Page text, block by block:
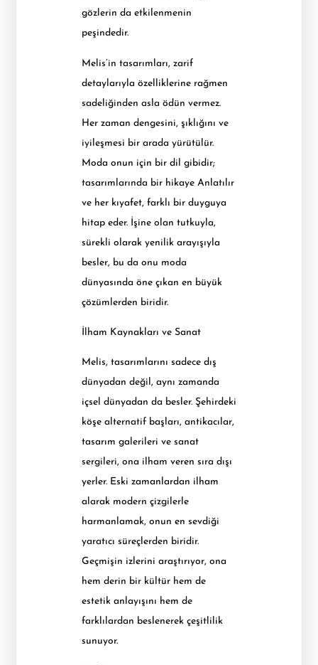
gözlerin da etkilenmenin
peşindedir.
Melis’in tasarımları, zarif
detaylarıyla özelliklerine rağmen
sadeliğinden asla ödün vermez.
Her zaman dengesini, şıklığını ve
iyileşmesi bir arada yürütülür.
Moda onun için bir dil gibidir;
tasarımlarında bir hikaye Anlatılır
ve her kıyafet, farklı bir duyguya
hitap eder. İşine olan tutkuyla,
sürekli olarak yenilik arayışıyla
besler, bu da onu moda
dünyasında öne çıkan en büyük
çözümlerden biridir.
İlham Kaynakları ve Sanat
Melis, tasarımlarını sadece dış
dünyadan değil, aynı zamanda
içsel dünyadan da besler. Şehirdeki
köşe alternatif başları, antikacılar,
tasarım galerileri ve sanat
sergileri, ona ilham veren sıra dışı
yerler. Eski zamanlardan ilham
alarak modern çizgilerle
harmanlamak, onun en sevdiği
yaratıcı süreçlerden biridir.
Geçmişin izlerini araştırıyor, ona
hem derin bir kültür hem de
estetik anlayışını hem de
farklılardan beslenerek çeşitlilik
sunuyor.